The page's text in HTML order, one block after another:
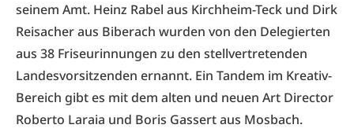
seinem Amt. Heinz Rabel aus Kirchheim-Teck und Dirk
Reisacher aus Biberach wurden von den Delegierten
aus 38 Friseurinnungen zu den stellvertretenden
Landesvorsitzenden ernannt. Ein Tandem im Kreativ-
Bereich gibt es mit dem alten und neuen Art Director
Roberto Laraia und Boris Gassert aus Mosbach.